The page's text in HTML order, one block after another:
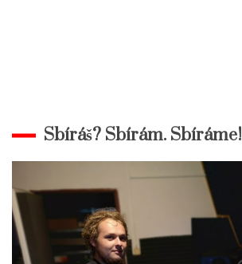
Sbíráš? Sbírám. Sbíráme!